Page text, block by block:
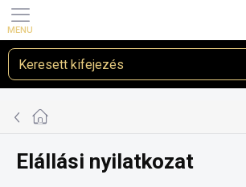
Ugrás
fő
tartalomhoz
Kezdőlap
Elállási nyilatkozat